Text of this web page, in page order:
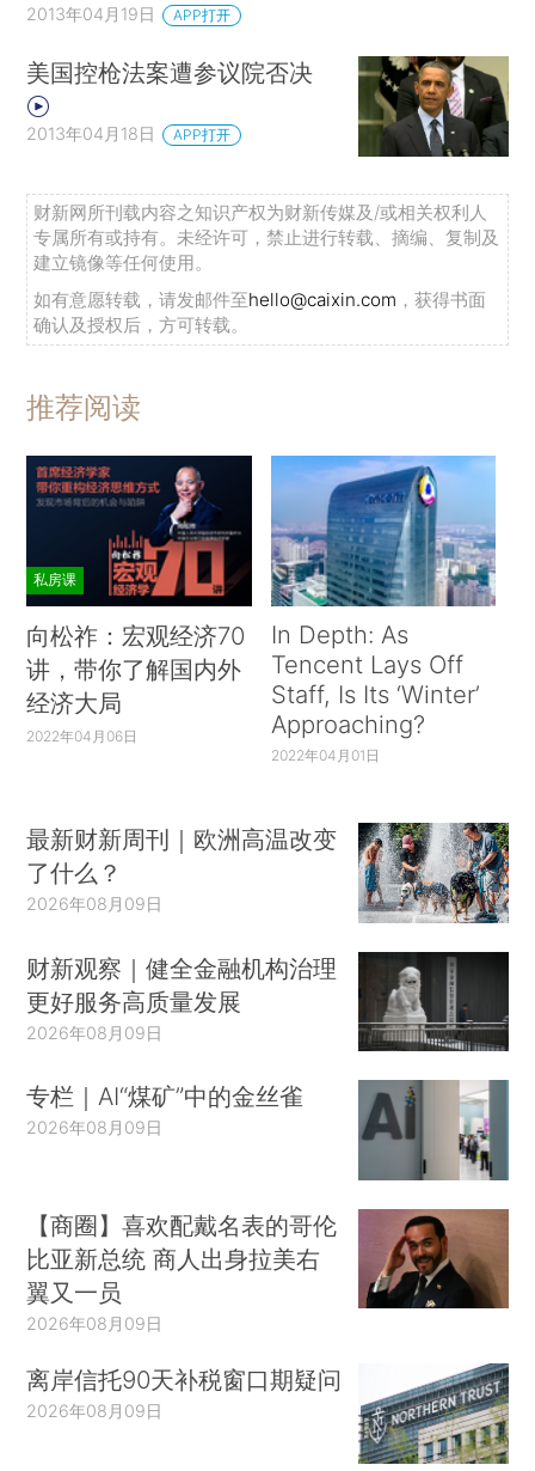
2013年04月19日 APP打开
美国控枪法案遭参议院否决
2013年04月18日 APP打开
财新网所刊载内容之知识产权为财新传媒及/或相关权利人
专属所有或持有。未经许可，禁止进行转载、摘编、复制及
建立镜像等任何使用。
如有意愿转载，请发邮件至hello@caixin.com ，获得书面
确认及授权后，方可转载。
推荐阅读
私房课
向松祚：宏观经济70
讲，带你了解国内外
经济大局
2022年04月06日
In Depth: As
Tencent Lays Off
Staff, Is Its ‘Winter’
Approaching?
2022年04月01日
最新财新周刊｜欧洲高温改变
了什么？
2026年08月09日
财新观察｜健全金融机构治理
更好服务高质量发展
2026年08月09日
专栏｜AI“煤矿”中的金丝雀
2026年08月09日
【商圈】喜欢配戴名表的哥伦
比亚新总统 商人出身拉美右
翼又一员
2026年08月09日
离岸信托90天补税窗口期疑问
2026年08月09日